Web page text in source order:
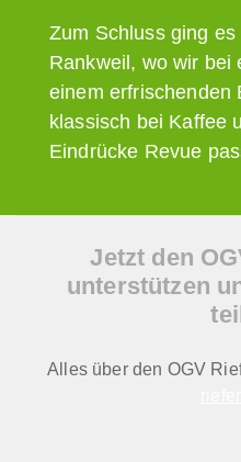
Zum Schluss ging
Rankweil, wo wir bei
einem erfrischenden
klassisch bei Kaffee
Eindrücke Revue
Jetzt den
unterstützen
Alles über den OGV